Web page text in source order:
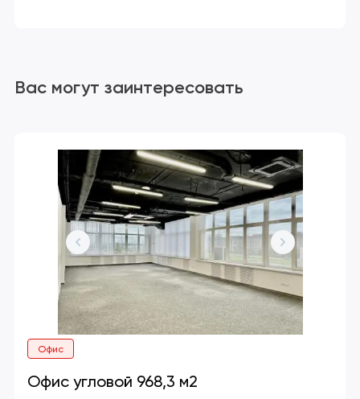
Вас могут заинтересовать
Офис
Офис угловой 968,3 м2